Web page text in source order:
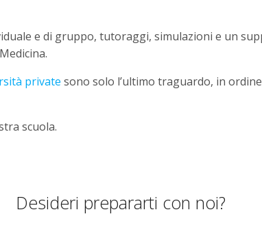
e di gruppo, tutoraggi, simulazioni e un
private sono solo l’ultimo traguardo, in
scuola.
Desideri prepararti con noi?